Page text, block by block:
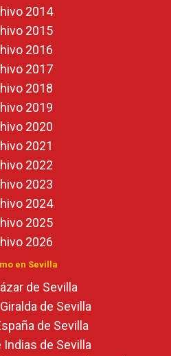
2014
2015
2016
2017
2018
2019
2020
2021
2022
2023
2024
2025
2026
en Sevilla
de Sevilla
de Sevilla
de Sevilla
de Sevilla